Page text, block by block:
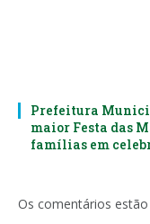
Prefeitura
maior Festa das
famílias em
Os comentários